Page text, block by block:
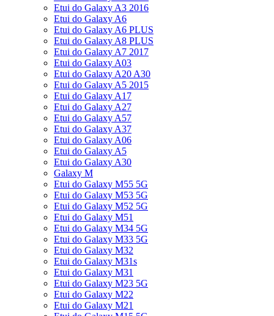
Etui do Galaxy A3 2016
Etui do Galaxy A6
Etui do Galaxy A6 PLUS
Etui do Galaxy A8 PLUS
Etui do Galaxy A7 2017
Etui do Galaxy A03
Etui do Galaxy A20 A30
Etui do Galaxy A5 2015
Etui do Galaxy A17
Etui do Galaxy A27
Etui do Galaxy A57
Etui do Galaxy A37
Etui do Galaxy A06
Etui do Galaxy A5
Etui do Galaxy A30
Galaxy M
Etui do Galaxy M55 5G
Etui do Galaxy M53 5G
Etui do Galaxy M52 5G
Etui do Galaxy M51
Etui do Galaxy M34 5G
Etui do Galaxy M33 5G
Etui do Galaxy M32
Etui do Galaxy M31s
Etui do Galaxy M31
Etui do Galaxy M23 5G
Etui do Galaxy M22
Etui do Galaxy M21